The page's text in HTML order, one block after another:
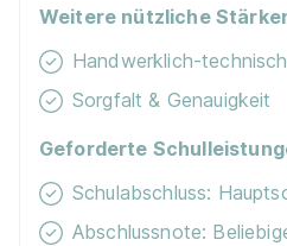
Ausbildung zum
01.08.2026
86159 Augsburg
Weitere nützliche
Handwerklich-
Sorgfalt & Genauigkeit
Geforderte
Schulabschluss:
Abschlussnote: